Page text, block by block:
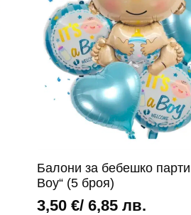
Балони за бебешко парти
Boy“ (5 броя)
3,50€/ 6,85 лв.